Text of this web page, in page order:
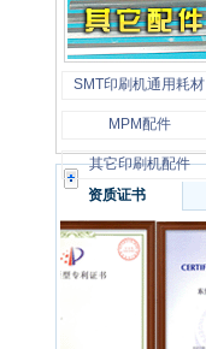
SMT印刷机通用耗材
MPM配件
其它印刷机配件
资质证书